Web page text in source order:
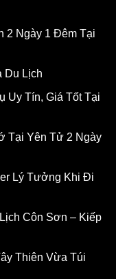
2 Ngày 1 Đêm Tại
Du Lịch
Uy Tín, Giá Tốt Tại
Tại Yên Tử 2 Ngày
Lý Tưởng Khi Đi
Côn Sơn – Kiếp
Thiên Vừa Túi